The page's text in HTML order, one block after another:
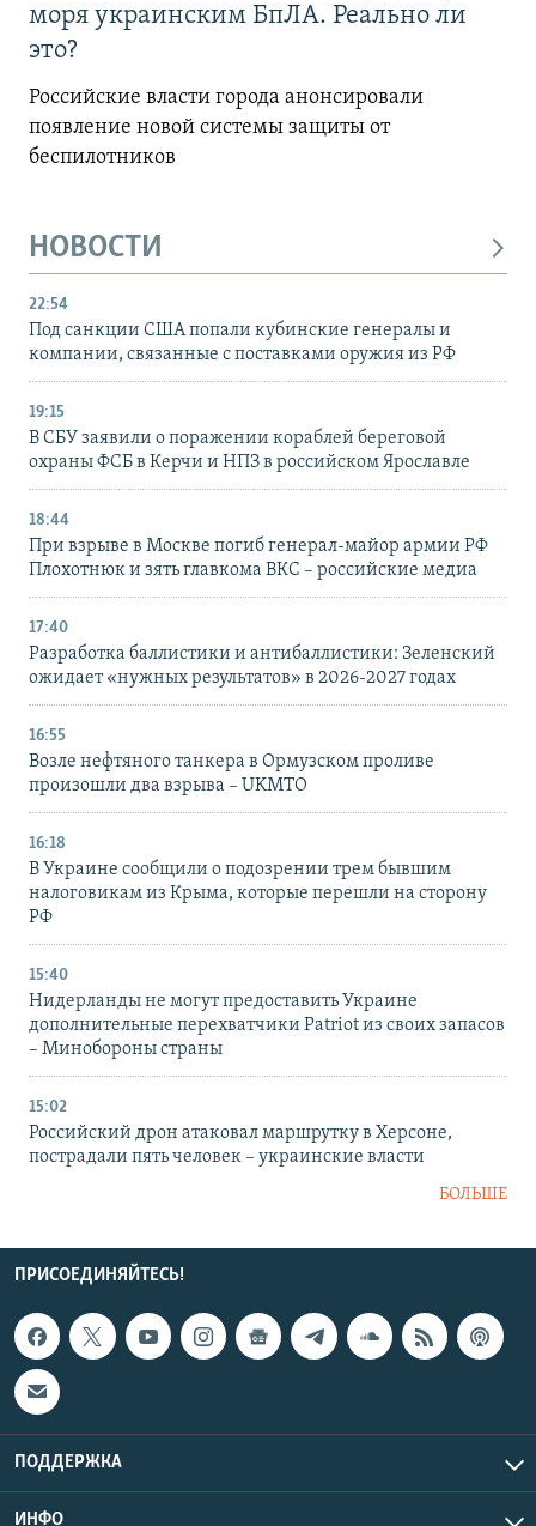
моря украинским БпЛА. Реально ли
это?
Российские власти города анонсировали
появление новой системы защиты от
беспилотников
НОВОСТИ
22:54
Под санкции США попали кубинские генералы и
компании, связанные с поставками оружия из РФ
19:15
В СБУ заявили о поражении кораблей береговой
охраны ФСБ в Керчи и НПЗ в российском Ярославле
18:44
При взрыве в Москве погиб генерал-майор армии РФ
Плохотнюк и зять главкома ВКС – российские медиа
17:40
Разработка баллистики и антибаллистики: Зеленский
ожидает «нужных результатов» в 2026-2027 годах
16:55
Возле нефтяного танкера в Ормузском проливе
произошли два взрыва – UKMTO
16:18
В Украине сообщили о подозрении трем бывшим
налоговикам из Крыма, которые перешли на сторону
РФ
15:40
Нидерланды не могут предоставить Украине
дополнительные перехватчики Patriot из своих запасов
– Минобороны страны
15:02
Российский дрон атаковал маршрутку в Херсоне,
пострадали пять человек – украинские власти
БОЛЬШЕ
ПРИСОЕДИНЯЙТЕСЬ!
ПОДДЕРЖКА
ИНФО